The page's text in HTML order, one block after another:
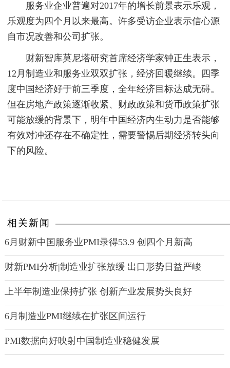
服务业企业普遍对2017年的增长前景表示乐观，
乐观度为四个月以来最高。许多受访企业表示信心源
自市况改善和公司扩张。
财新智库莫尼塔研究首席经济学家钟正生表示，
12月制造业和服务业双双扩张，经济回暖继续。四季
度中国经济好于前三季度，全年经济目标达成无碍。
但在房地产政策逐渐收紧、财政政策和货币政策扩张
可能放缓的背景下，明年中国经济内生动力是否能够
有效对冲还存在不确定性，需要警惕后期经济转头向
下的风险。
相关新闻
6月财新中国服务业PMI录得53.9 创四个月新高
财新PMI分析|制造业扩张放缓 出口形势日益严峻
上半年制造业保持扩张 创新产业发展势头良好
6月制造业PMI继续在扩张区间运行
PMI数据向好映射中国制造业稳健发展